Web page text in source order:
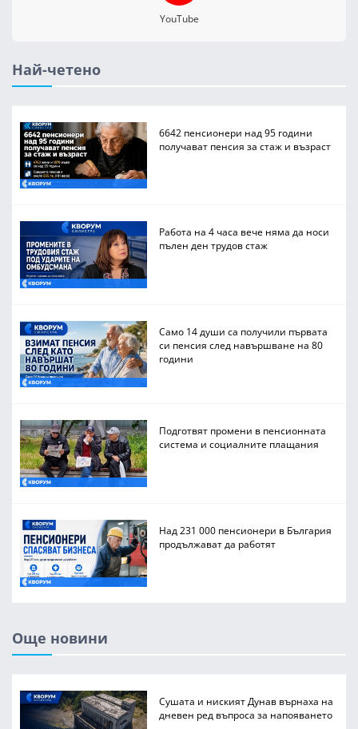
YouTube
Най-четено
6642 пенсионери над 95 години
получават пенсия за стаж и възраст
Работа на 4 часа вече няма да носи
пълен ден трудов стаж
Само 14 души са получили първата
си пенсия след навършване на 80
години
Подготвят промени в пенсионната
система и социалните плащания
Над 231 000 пенсионери в България
продължават да работят
Още новини
Сушата и ниският Дунав върнаха на
дневен ред въпроса за напояването